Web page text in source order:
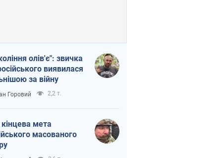
олів'є": звичка
виявилася
за війну
Горовий 2,2 т.
мета
масованого